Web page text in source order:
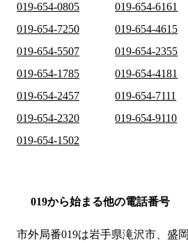
019-654-0805
019-654-6161
019-654-7250
019-654-4615
019-654-5507
019-654-2355
019-654-1785
019-654-4181
019-654-2457
019-654-7111
019-654-2320
019-654-9110
019-654-1502
019から始まる他の電話番号
市外局番019は岩手県滝沢市、盛